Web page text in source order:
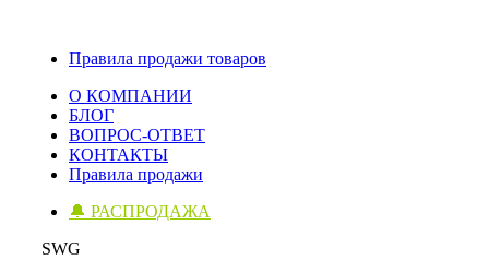
Правила продажи товаров
О КОМПАНИИ
БЛОГ
ВОПРОС-ОТВЕТ
КОНТАКТЫ
Правила продажи
🔔 РАСПРОДАЖА
SWG